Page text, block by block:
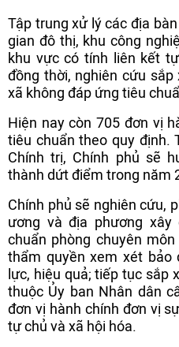
Tập trung xử lý các địa
gian đô thị, khu công
khu vực có tính liên kết
đồng thời, nghiên cứu
xã không đáp ứng tiêu
Hiện nay còn 705 đơn vị
tiêu chuẩn theo quy định.
Chính trị, Chính phủ sẽ
thành dứt điểm trong năm
Chính phủ sẽ nghiên cứu,
ương và địa phương
chuẩn phòng chuyên
thẩm quyền xem xét bảo
lực, hiệu quả; tiếp tục sắp
thuộc Ủy ban Nhân dân
đơn vị hành chính đơn vị
tự chủ và xã hội hóa.